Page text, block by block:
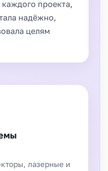
проекта,
надёжно,
целям
лазерные и